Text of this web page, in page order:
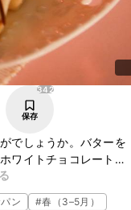
342
保存
でしょうか。バターを
ワイトチョコレートで
めます。ティータイム
ン #春（3–5月）